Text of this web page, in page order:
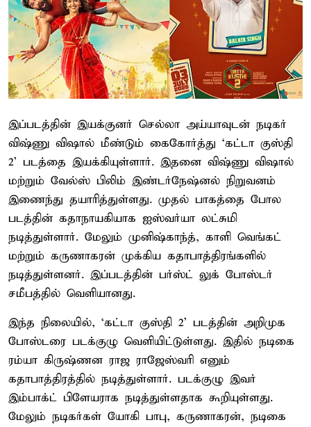
இப்படத்தின் இயக்குனர் செல்லா அய்யாவுடன் நடிகர்
விஷ்ணு விஷால் மீண்டும் கைகோர்த்து ‘கட்டா குஸ்தி
2’ படத்தை இயக்கியுள்ளார். இதனை விஷ்ணு விஷால்
மற்றும் வேல்ஸ் பிலிம் இண்டர்நேஷ்னல் நிறுவனம்
இணைந்து தயாரித்துள்ளது. முதல் பாகத்தை போல
படத்தின் கதாநாயகியாக ஐஸ்வர்யா லட்சுமி
நடித்துள்ளார். மேலும் முனிஷ்காந்த், காளி வெங்கட்
மற்றும் கருணாகரன் முக்கிய கதாபாத்திரங்களில்
நடித்துள்ளனர். இப்படத்தின் பர்ஸ்ட் லுக் போஸ்டர்
சமீபத்தில் வெளியானது.
இந்த நிலையில், ‘கட்டா குஸ்தி 2’ படத்தின் அறிமுக
போஸ்டரை படக்குழு வெளியிட்டுள்ளது. இதில் நடிகை
ரம்யா கிருஷ்ணன ராஜ ராஜேஸ்வரி எனும்
கதாபாத்திரத்தில் நடித்துள்ளார். படக்குழு இவர்
இம்பாக்ட் பிளேயராக நடித்துள்ளதாக கூறியுள்ளது.
மேலும் நடிகர்கள் யோகி பாபு, கருணாகரன், நடிகை